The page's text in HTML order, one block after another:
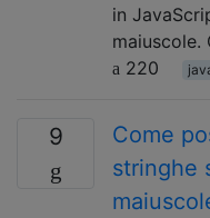
in
maiuscole.
220
9
Come
stringhe